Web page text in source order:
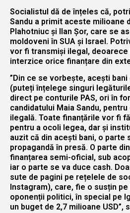
Socialistul dă de înțeles că,
Sandu a primit aceste milioane
Plahotniuc și Ilan Șor, care se
moldoveni în SUA și Israel.
vor fi transmiși ilegal,
interzice orice finanțare din
”Din ce se vorbește, acești
(puteți înțelege singuri
direct pe conturile PAS, ori în
candidatului Maia Sandu,
ilegală. Toate finanțările vor fi
pentru a ocoli legea, dar și
auzit că din acești bani, o parte
propagandă în presă. O parte
finanțarea semi-oficial, sub
iar o parte se va duce cash.
sute de pagini pe rețelele de
Instagram), care, fie o susțin
oponenții politici, în special pe
un buget de 2,7 milioane USD”,